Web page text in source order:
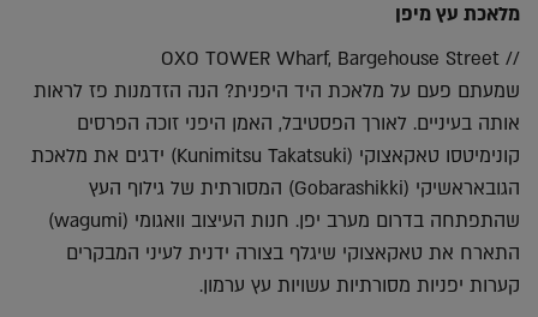
מלאכת עץ מיפן
// OXO TOWER Wharf, Bargehouse Street
שמעתם פעם על מלאכת היד היפנית? הנה הזדמנות פז לראות
אותה בעיניים. לאורך הפסטיבל, האמן היפני זוכה הפרסים
קונימיטסו טאקאצוקי (Kunimitsu Takatsuki) ידגים את מלאכת
הגובאראשיקי (Gobarashikki) המסורתית של גילוף העץ
שהתפתחה בדרום מערב יפן. חנות העיצוב וואגומי (wagumi)
התארח את טאקאצוקי שיגלף בצורה ידנית לעיני המבקרים
קערות יפניות מסורתיות עשויות עץ ערמון.